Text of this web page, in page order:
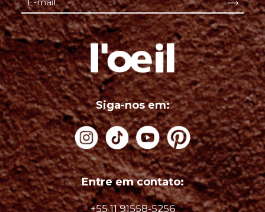
Siga-nos em:
Entre em contato:
+55 11 91558-5256